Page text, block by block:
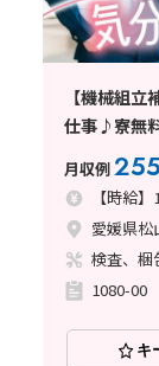
【機械組
仕事♪寮無
県松山市＞
月収例
【時給
愛媛県松
1080-00
キ